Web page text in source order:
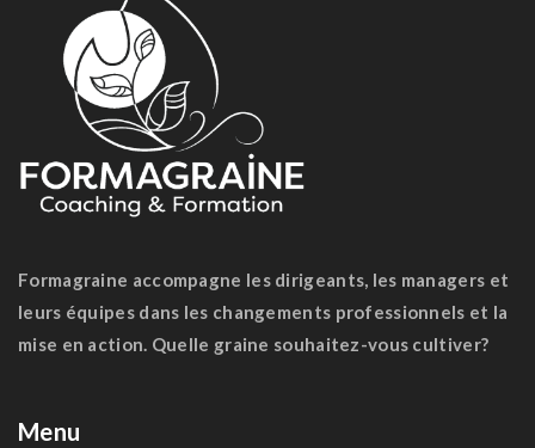
Formagraine accompagne les dirigeants, les managers et
leurs équipes dans les changements professionnels et la
mise en action. Quelle graine souhaitez-vous cultiver?
Menu